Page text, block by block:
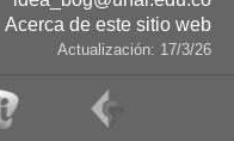
Acerca de este sitio web
Actualización: 17/3/26